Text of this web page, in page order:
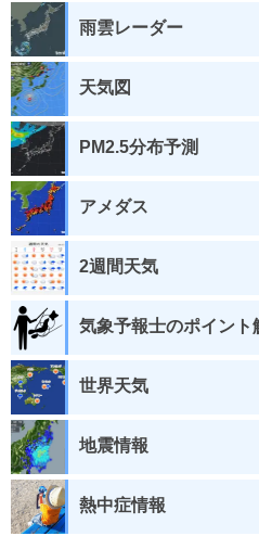
雨雲レーダー
天気図
PM2.5分布予測
アメダス
2週間天気
気象予報士のポイント
世界天気
地震情報
熱中症情報